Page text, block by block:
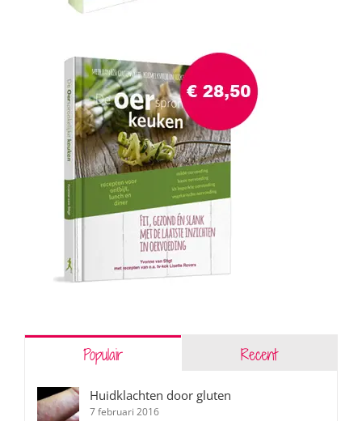
Populair Recent
Huidklachten door gluten
7 februari 2016